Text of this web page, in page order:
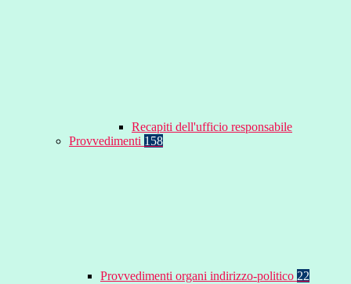
Recapiti dell'ufficio responsabile
Provvedimenti 158
Provvedimenti organi indirizzo-politico 22